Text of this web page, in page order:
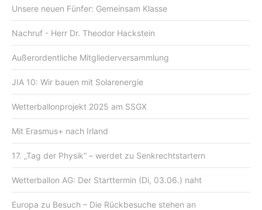
Unsere neuen Fünfer: Gemeinsam Klasse
Nachruf - Herr Dr. Theodor Hackstein
Außerordentliche Mitgliederversammlung
JIA 10: Wir bauen mit Solarenergie
Wetterballonprojekt 2025 am SSGX
Mit Erasmus+ nach Irland
17. „Tag der Physik“ – werdet zu Senkrechtstartern
Wetterballon AG: Der Starttermin (Di, 03.06.) naht
Europa zu Besuch – Die Rückbesuche stehen an